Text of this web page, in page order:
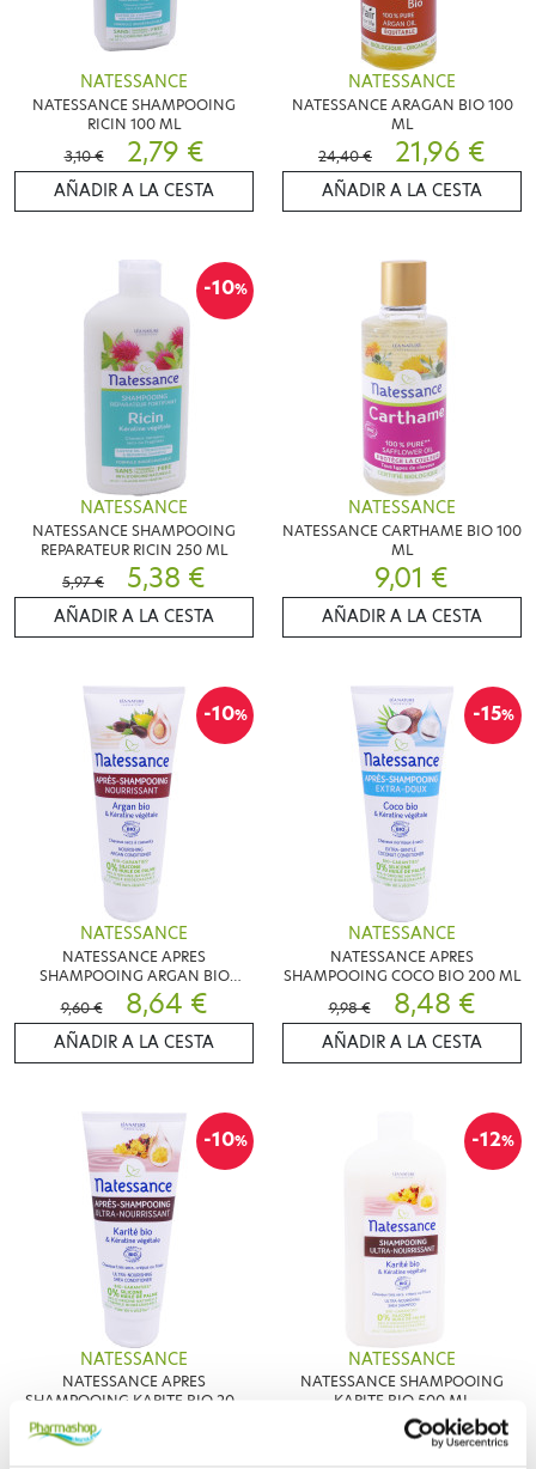
NATESSANCE
NATESSANCE SHAMPOOING
RICIN 100 ML
3,10 €
2,79 €
AÑADIR A LA CESTA
NATESSANCE
NATESSANCE ARAGAN BIO 100
ML
24,40 €
21,96 €
AÑADIR A LA CESTA
-10%
NATESSANCE
NATESSANCE SHAMPOOING
REPARATEUR RICIN 250 ML
5,97 €
5,38 €
AÑADIR A LA CESTA
NATESSANCE
NATESSANCE CARTHAME BIO 100
ML
9,01 €
AÑADIR A LA CESTA
-10%
NATESSANCE
NATESSANCE APRES
SHAMPOOING ARGAN BIO
200ML
9,60 € 8,64 €
AÑADIR A LA CESTA
-15%
NATESSANCE
NATESSANCE APRES
SHAMPOOING COCO BIO 200 ML
9,98 €
8,48 €
AÑADIR A LA CESTA
-10%
NATESSANCE
NATESSANCE APRES
SHAMPOOING KARITE BIO 200
9,90 €
-12%
NATESSANCE
NATESSANCE SHAMPOOING
KARITE BIO 500 ML
8,97 €